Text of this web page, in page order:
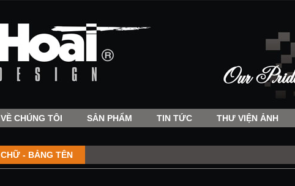
VỀ CHÚNG TÔI SẢN PHẨM TIN TỨC THƯ VIỆN ẢNH
CHỮ - BẢNG TÊN